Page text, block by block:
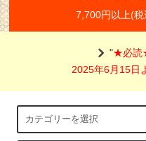
7,700円以上(
"★必読
2025年6月15日